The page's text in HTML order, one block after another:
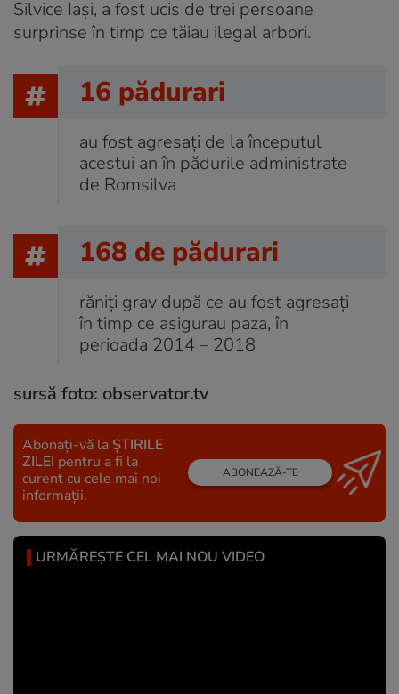
Silvice Iași, a fost ucis de trei persoane
surprinse în timp ce tăiau ilegal arbori.
16 pădurari
au fost agresați de la începutul
acestui an în pădurile administrate
de Romsilva
168 de pădurari
răniți grav după ce au fost agresați
în timp ce asigurau paza, în
perioada 2014 – 2018
sursă foto: observator.tv
Abonați-vă la ȘTIRILE
ZILEI pentru a fi la
curent cu cele mai noi
informații.
ABONEAZĂ-TE
URMĂREȘTE CEL MAI NOU VIDEO